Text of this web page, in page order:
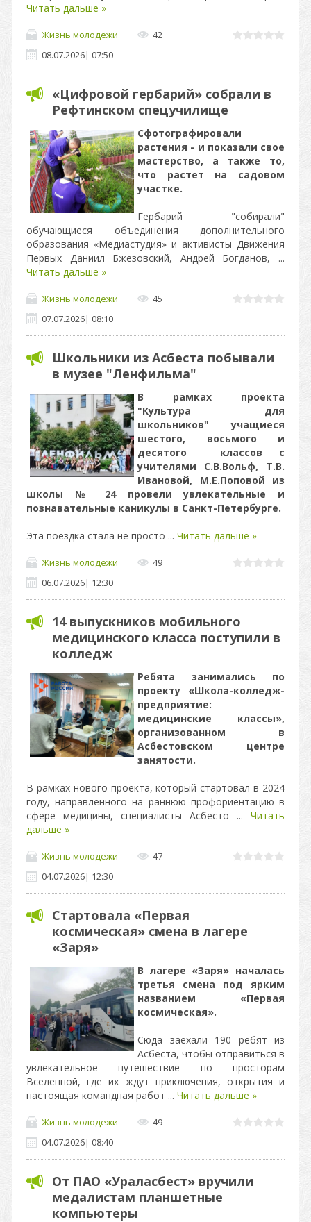
Читать дальше »
Жизнь молодежи
42
08.07.2026| 07:50
«Цифровой гербарий» собрали в
Рефтинском спецучилище
Сфотографировали
растения - и показали свое
мастерство, а также то,
что растет на садовом
участке.
Гербарий "собирали"
обучающиеся объединения дополнительного
образования «Медиастудия» и активисты Движения
Первых Даниил Бжезовский, Андрей Богданов, ...
Читать дальше »
Жизнь молодежи
45
07.07.2026| 08:10
Школьники из Асбеста побывали
в музее "Ленфильма"
В рамках проекта
"Культура для
школьников" учащиеся
шестого, восьмого и
десятого классов с
учителями С.В.Вольф, Т.В.
Ивановой, М.Е.Поповой из
школы № 24 провели увлекательные и
познавательные каникулы в Санкт-Петербурге.
Эта поездка стала не просто ... Читать дальше »
Жизнь молодежи
49
06.07.2026| 12:30
14 выпускников мобильного
медицинского класса поступили в
колледж
Ребята занимались по
проекту «Школа-колледж-
предприятие:
медицинские классы»,
организованном в
Асбестовском центре
занятости.
В рамках нового проекта, который стартовал в 2024
году, направленного на раннюю профориентацию в
сфере медицины, специалисты Асбесто ... Читать
дальше »
Жизнь молодежи
47
04.07.2026| 12:30
Стартовала «Первая
космическая» смена в лагере
«Заря»
В лагере «Заря» началась
третья смена под ярким
названием «Первая
космическая».
Сюда заехали 190 ребят из
Асбеста, чтобы отправиться в
увлекательное путешествие по просторам
Вселенной, где их ждут приключения, открытия и
настоящая командная работ ... Читать дальше »
Жизнь молодежи
49
04.07.2026| 08:40
От ПАО «Ураласбест» вручили
медалистам планшетные
компьютеры